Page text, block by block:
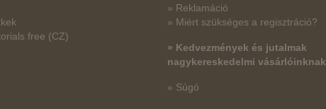
free (CZ)
» Reklamáció
» Miért szükséges a regisztráció?
» Kedvezmények és jutalmak
nagykereskedelmi vásárlóinknak
» Súgó